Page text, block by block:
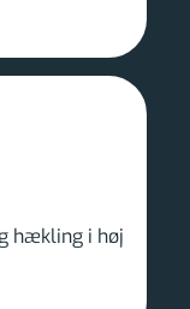
hækling i høj